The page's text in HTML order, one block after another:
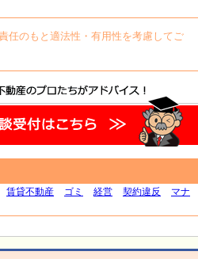
任のもと適法性・有用性を考慮してご
賃貸不動産 ゴミ 経営 契約違反
マナ